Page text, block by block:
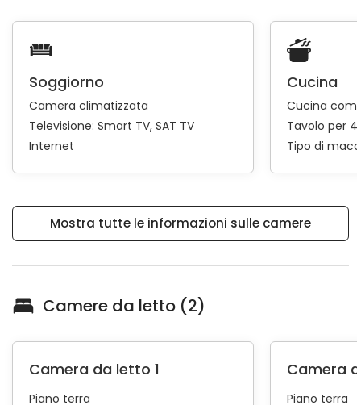
Soggiorno
Camera climatizzata
Televisione: Smart TV SAT TV
Internet
Cucina
Cucina
Tavolo per
Tipo di
Mostra tutte le informazioni sulle camere
Camere da letto (2)
Camera da letto 1
Piano terra
Camera
Piano terra